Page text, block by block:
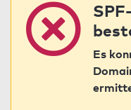
Es